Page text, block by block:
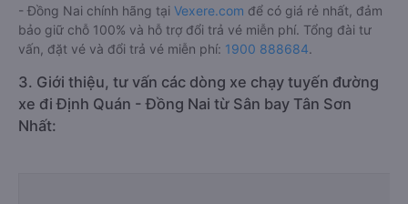
- Đồng Nai chính hãng tại Vexere.com để có giá rẻ nhất, đảm
bảo giữ chỗ 100% và hỗ trợ đổi trả vé miễn phí. Tổng đài tư
vấn, đặt vé và đổi trả vé miễn phí: 1900 888684.
3. Giới thiệu, tư vấn các dòng xe chạy tuyến đường
xe đi Định Quán - Đồng Nai từ Sân bay Tân Sơn
Nhất: